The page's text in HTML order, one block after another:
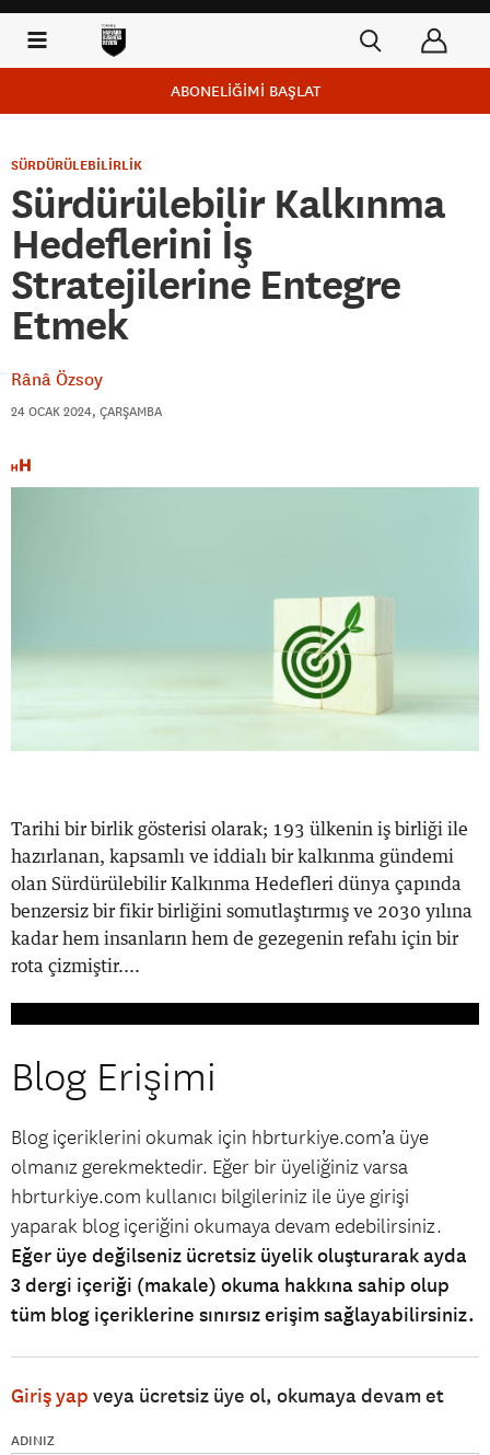
ABONELİĞİMİ BAŞLAT
SÜRDÜRÜLEBİLİRLİK
Sürdürülebilir Kalkınma
Hedeflerini İş
Stratejilerine Entegre
Etmek
Rânâ Özsoy
24 OCAK 2024, ÇARŞAMBA
Tarihi bir birlik gösterisi olarak; 193 ülkenin iş birliği ile
hazırlanan, kapsamlı ve iddialı bir kalkınma gündemi
olan Sürdürülebilir Kalkınma Hedefleri dünya çapında
benzersiz bir fikir birliğini somutlaştırmış ve 2030 yılına
kadar hem insanların hem de gezegenin refahı için bir
rota çizmiştir....
Blog Erişimi
Blog içeriklerini okumak için hbrturkiye.com’a üye
olmanız gerekmektedir. Eğer bir üyeliğiniz varsa
hbrturkiye.com kullanıcı bilgileriniz ile üye girişi
yaparak blog içeriğini okumaya devam edebilirsiniz.
Eğer üye değilseniz ücretsiz üyelik oluşturarak ayda
3 dergi içeriği (makale) okuma hakkına sahip olup
tüm blog içeriklerine sınırsız erişim sağlayabilirsiniz.
Giriş yap veya ücretsiz üye ol, okumaya devam et
ADINIZ